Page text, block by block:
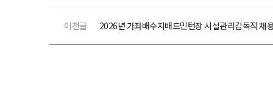
이전글 2026년 가좌배수지배드민턴장 시설관리감독직 채